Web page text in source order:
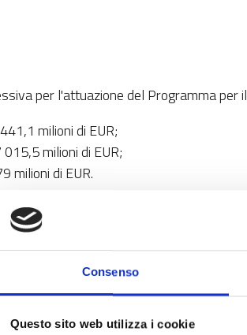
Consenso
Questo sito web utilizza i cookie
per l'attuazione del Programma
milioni di EUR;
milioni di EUR;
milioni di EUR.
un consorzio di almeno tre
ad esempio lo Strumento per le PMI
membro o in un paese associato.